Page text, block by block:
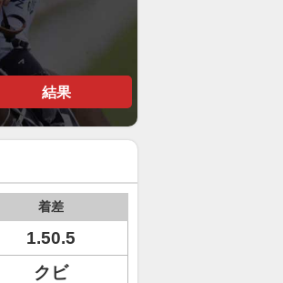
結果
着差
1.50.5
クビ